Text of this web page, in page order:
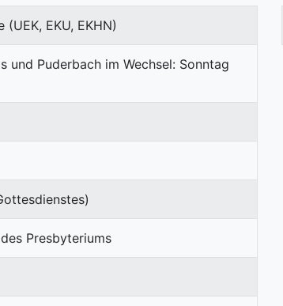
EKU, EKHN)
und Puderbach im Wechsel: Sonntag
Presbyteriums